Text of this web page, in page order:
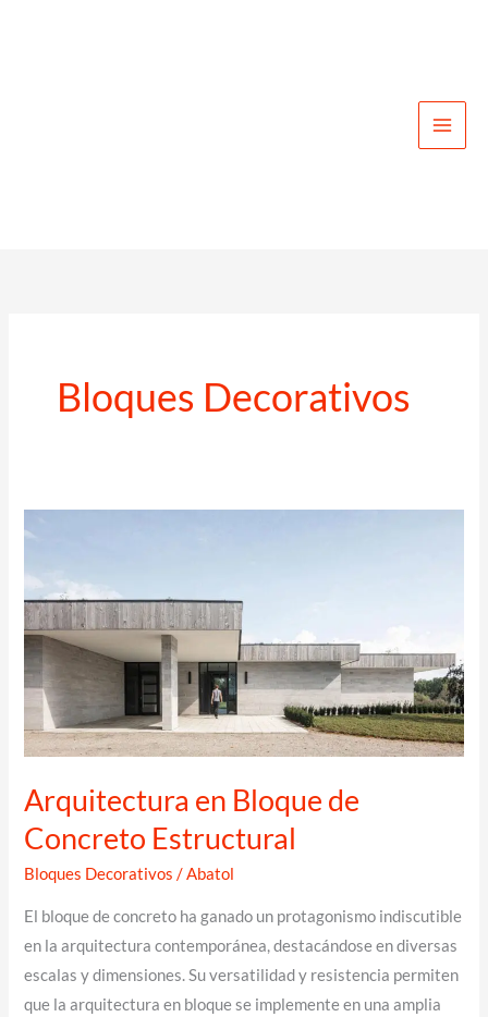
Bloques Decorativos
Arquitectura en Bloque de
Concreto Estructural
Bloques Decorativos /Abatol
El bloque de concreto ha ganado un protagonismo indiscutible
en la arquitectura contemporánea, destacándose en diversas
escalas y dimensiones. Su versatilidad y resistencia permiten
que la arquitectura en bloque se implemente en una amplia